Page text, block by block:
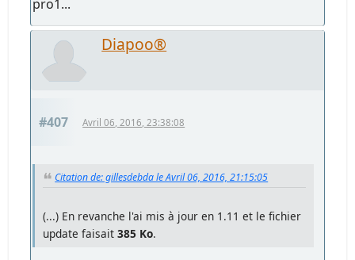
pro1...
Diapoo®
#407 Avril 06, 2016, 23:38:08
Citation de: gillesdebda le Avril 06, 2016, 21:15:05
(...) En revanche l'ai mis à jour en 1.11 et le fichier
update faisait385 Ko.